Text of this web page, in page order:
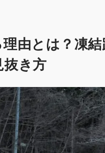
由とは？凍
抜き方